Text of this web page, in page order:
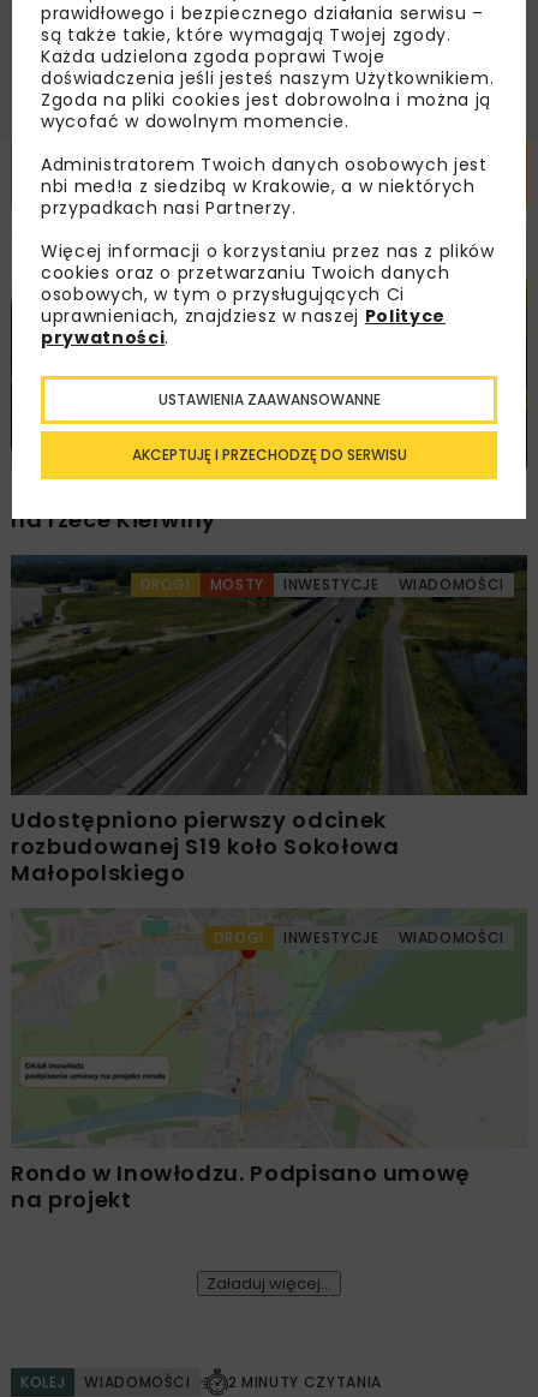
ZAPISZ MNIE
Powiązane artykuły
HYDROTECHNIKA INWESTYCJE WIADOMOŚCI
na rzece Kierwiny
DROGI MOSTY INWESTYCJE WIADOMOŚCI
Udostępniono pierwszy odcinek
rozbudowanej S19 koło Sokołowa
Małopolskiego
DROGI INWESTYCJE WIADOMOŚCI
Rondo w Inowłodzu. Podpisano umowę
na projekt
Załaduj więcej...
KOLEJ WIADOMOŚCI 2 MINUTY CZYTANIA
prawidłowego i bezpiecznego działania serwisu –
są także takie, które wymagają Twojej zgody.
Każda udzielona zgoda poprawi Twoje
doświadczenia jeśli jesteś naszym Użytkownikiem.
Zgoda na pliki cookies jest dobrowolna i można ją
wycofać w dowolnym momencie.
Administratorem Twoich danych osobowych jest
nbi med!a z siedzibą w Krakowie, a w niektórych
przypadkach nasi Partnerzy.
Więcej informacji o korzystaniu przez nas z plików
cookies oraz o przetwarzaniu Twoich danych
osobowych, w tym o przysługujących Ci
uprawnieniach, znajdziesz w naszej Polityce
prywatności.
AKCEPTUJĘ I PRZECHODZĘ DO SERWISU
USTAWIENIA ZAAWANSOWANNE